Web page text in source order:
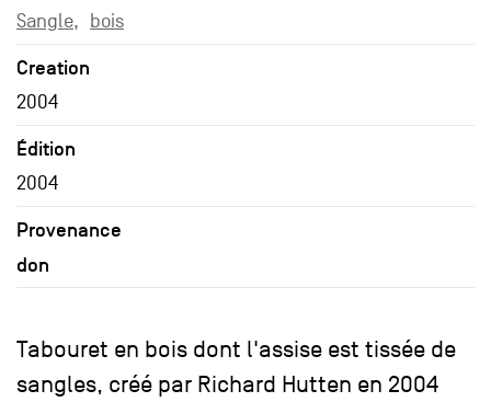
Sangle bois
Creation
2004
Édition
2004
Provenance
don
Tabouret en bois dont l'assise est tissée de
sangles, créé par Richard Hutten en 2004